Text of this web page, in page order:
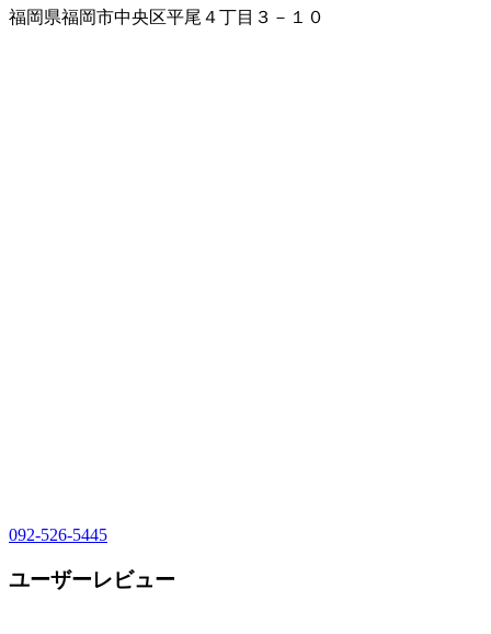
福岡県福岡市中央区平尾４丁目３－１０
092-526-5445
ユーザーレビュー